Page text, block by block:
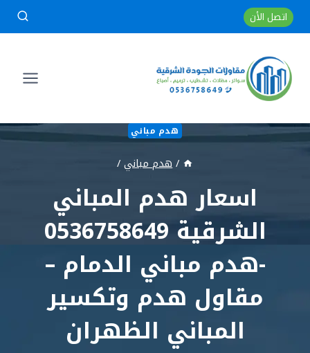
التجاوز
إلى
اتصل الأن
هدم مباني
/هدم مباني/
اسعار هدم المباني
الشرقية 0536758649
-هدم مباني الدمام –
مقاول هدم وتكسير
المباني الظهران